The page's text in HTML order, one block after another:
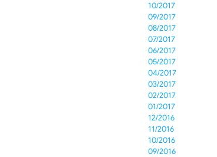
10/2017
09/2017
08/2017
07/2017
06/2017
05/2017
04/2017
03/2017
02/2017
01/2017
12/2016
11/2016
10/2016
09/2016